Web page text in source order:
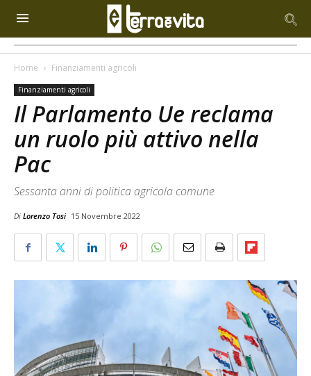
Home Finanziamenti agricoli
Finanziamenti agricoli
Il Parlamento Ue reclama
un ruolo più attivo nella
Pac
Sessanta anni di politica agricola comune
Di Lorenzo Tosi 15 Novembre 2022